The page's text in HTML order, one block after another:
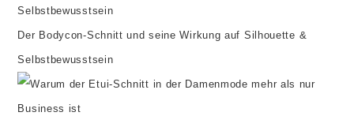
Der Bodycon-Schnitt und seine Wirkung auf Silhouette &
Selbstbewusstsein